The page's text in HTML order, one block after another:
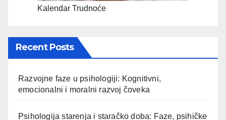
Kalendar Trudnoće
Recent Posts
Razvojne faze u psihologiji: Kognitivni,
emocionalni i moralni razvoj čoveka
Psihologija starenja i staračko doba: Faze, psihičke